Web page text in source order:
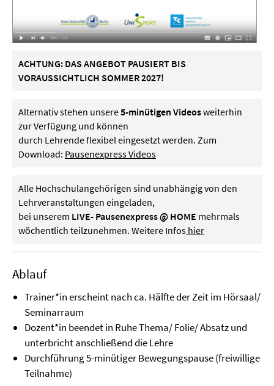
ACHTUNG: DAS ANGEBOT PAUSIERT BIS
VORAUSSICHTLICH SOMMER 2027!
Alternativ stehen unsere5-minütigen Videosweiterhin
zur Verfügung und können
durch Lehrende flexibel eingesetzt werden. Zum
Download: Pausenexpress Videos
Alle Hochschulangehörigen sind unabhängig von den
Lehrveranstaltungen eingeladen,
bei unserem LIVE- Pausenexpress @ HOME mehrmals
wöchentlich teilzunehmen. Weitere Infos hier
Ablauf
Trainer*in erscheint nach ca. Hälfte der Zeit im Hörsaal/
Seminarraum
Dozent*in beendet in Ruhe Thema/ Folie/ Absatz und
unterbricht anschließend die Lehre
Durchführung 5-minütiger Bewegungspause (freiwillige
Teilnahme)